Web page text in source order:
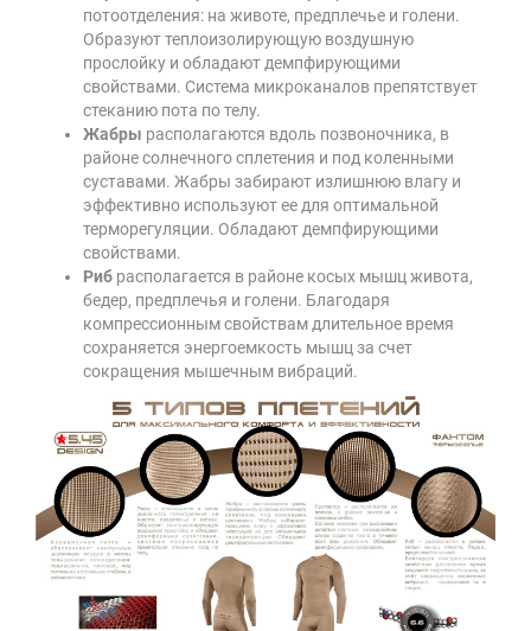
потоотделения: на животе, предплечье и голени.
Образуют теплоизолирующую воздушную
прослойку и обладают демпфирующими
свойствами. Система микроканалов препятствует
стеканию пота по телу.
Жабры располагаются вдоль позвоночника, в
районе солнечного сплетения и под коленными
суставами. Жабры забирают излишнюю влагу и
эффективно используют ее для оптимальной
терморегуляции. Обладают демпфирующими
свойствами.
Риб располагается в районе косых мышц живота,
бедер, предплечья и голени. Благодаря
компрессионным свойствам длительное время
сохраняется энергоемкость мышц за счет
сокращения мышечным вибраций.